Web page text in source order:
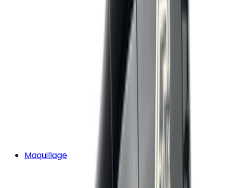
Maquillage